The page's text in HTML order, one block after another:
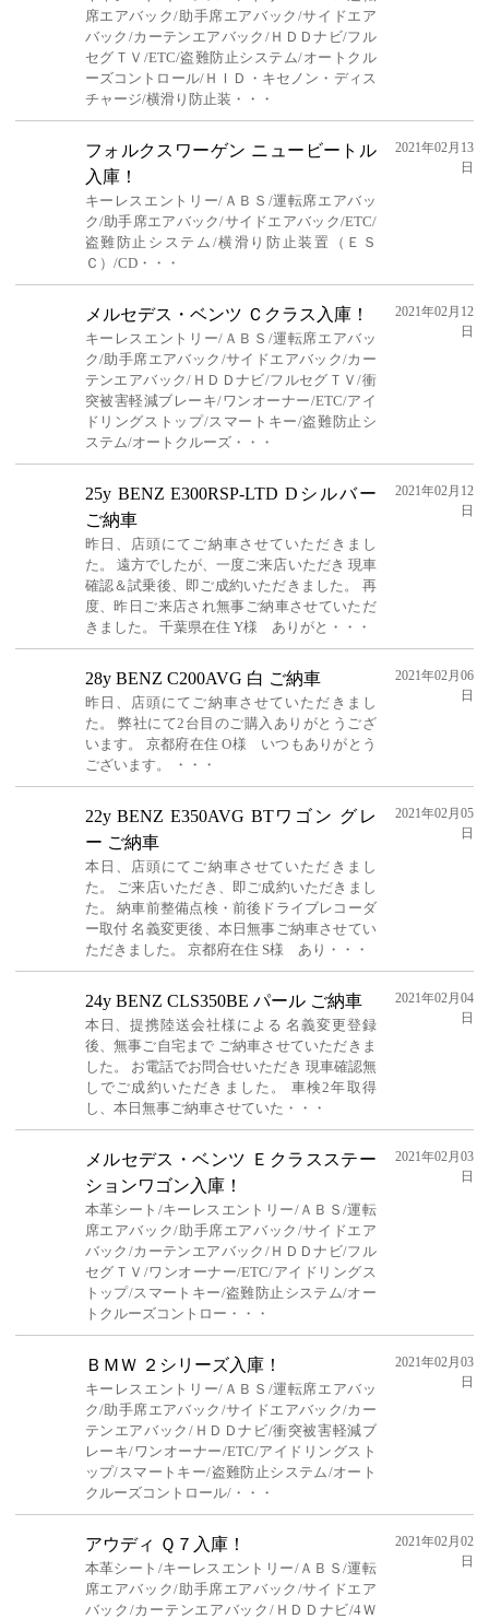
席エアバック/助手席エアバック/サイドエア
バック/カーテンエアバック/ＨＤＤナビ/フル
セグＴＶ/ETC/盗難防止システム/オートクル
ーズコントロール/ＨＩＤ・キセノン・ディス
チャージ/横滑り防止装・・・
フォルクスワーゲン ニュービートル
入庫！
キーレスエントリー/ＡＢＳ/運転席エアバッ
ク/助手席エアバック/サイドエアバック/ETC/
盗難防止システム/横滑り防止装置（ＥＳ
Ｃ）/CD・・・
2021年02月13
日
メルセデス・ベンツ Ｃクラス入庫！
キーレスエントリー/ＡＢＳ/運転席エアバッ
ク/助手席エアバック/サイドエアバック/カー
テンエアバック/ＨＤＤナビ/フルセグＴＶ/衝
突被害軽減ブレーキ/ワンオーナー/ETC/アイ
ドリングストップ/スマートキー/盗難防止シ
ステム/オートクルーズ・・・
2021年02月12
日
25y BENZ E300RSP-LTD Dシルバー
ご納車
昨日、店頭にてご納車させていただきまし
た。 遠方でしたが、一度ご来店いただき 現車
確認＆試乗後、即ご成約いただきました。 再
度、昨日ご来店され無事ご納車させていただ
きました。 千葉県在住 Y様 ありがと・・・
2021年02月12
日
28y BENZ C200AVG 白 ご納車
昨日、店頭にてご納車させていただきまし
た。 弊社にて2台目のご購入ありがとうござ
います。 京都府在住 O様 いつもありがとう
ございます。 ・・・
2021年02月06
日
22y BENZ E350AVG BTワゴン グレ
ー ご納車
本日、店頭にてご納車させていただきまし
た。 ご来店いただき、即ご成約いただきまし
た。 納車前整備点検・前後ドライブレコーダ
ー取付 名義変更後、本日無事ご納車させてい
ただきました。 京都府在住 S様 あり・・・
2021年02月05
日
24y BENZ CLS350BE パール ご納車
本日、提携陸送会社様による 名義変更登録
後、無事ご自宅まで ご納車させていただきま
した。 お電話でお問合せいただき 現車確認無
しでご成約いただきました。 車検2年取得
し、本日無事ご納車させていた・・・
2021年02月04
日
メルセデス・ベンツ Ｅクラスステー
ションワゴン入庫！
本革シート/キーレスエントリー/ＡＢＳ/運転
席エアバック/助手席エアバック/サイドエア
バック/カーテンエアバック/ＨＤＤナビ/フル
セグＴＶ/ワンオーナー/ETC/アイドリングス
トップ/スマートキー/盗難防止システム/オー
トクルーズコントロー・・・
2021年02月03
日
ＢＭＷ ２シリーズ入庫！
キーレスエントリー/ＡＢＳ/運転席エアバッ
ク/助手席エアバック/サイドエアバック/カー
テンエアバック/ＨＤＤナビ/衝突被害軽減ブ
レーキ/ワンオーナー/ETC/アイドリングスト
ップ/スマートキー/盗難防止システム/オート
クルーズコントロール/・・・
2021年02月03
日
アウディ Ｑ７入庫！
本革シート/キーレスエントリー/ＡＢＳ/運転
席エアバック/助手席エアバック/サイドエア
バック/カーテンエアバック/ＨＤＤナビ/4Ｗ
2021年02月02
日